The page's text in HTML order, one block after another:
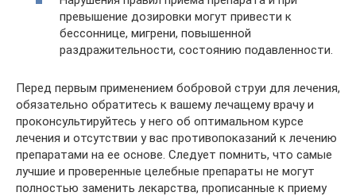
превышение дозировки могут привести к
бессоннице, мигрени, повышенной
раздражительности, состоянию подавленности.
Перед первым применением бобровой струи для лечения,
обязательно обратитесь к вашему лечащему врачу и
проконсультируйтесь у него об оптимальном курсе
лечения и отсутствии у вас противопоказаний к лечению
препаратами на ее основе. Следует помнить, что самые
лучшие и проверенные целебные препараты не могут
полностью заменить лекарства, прописанные к приему